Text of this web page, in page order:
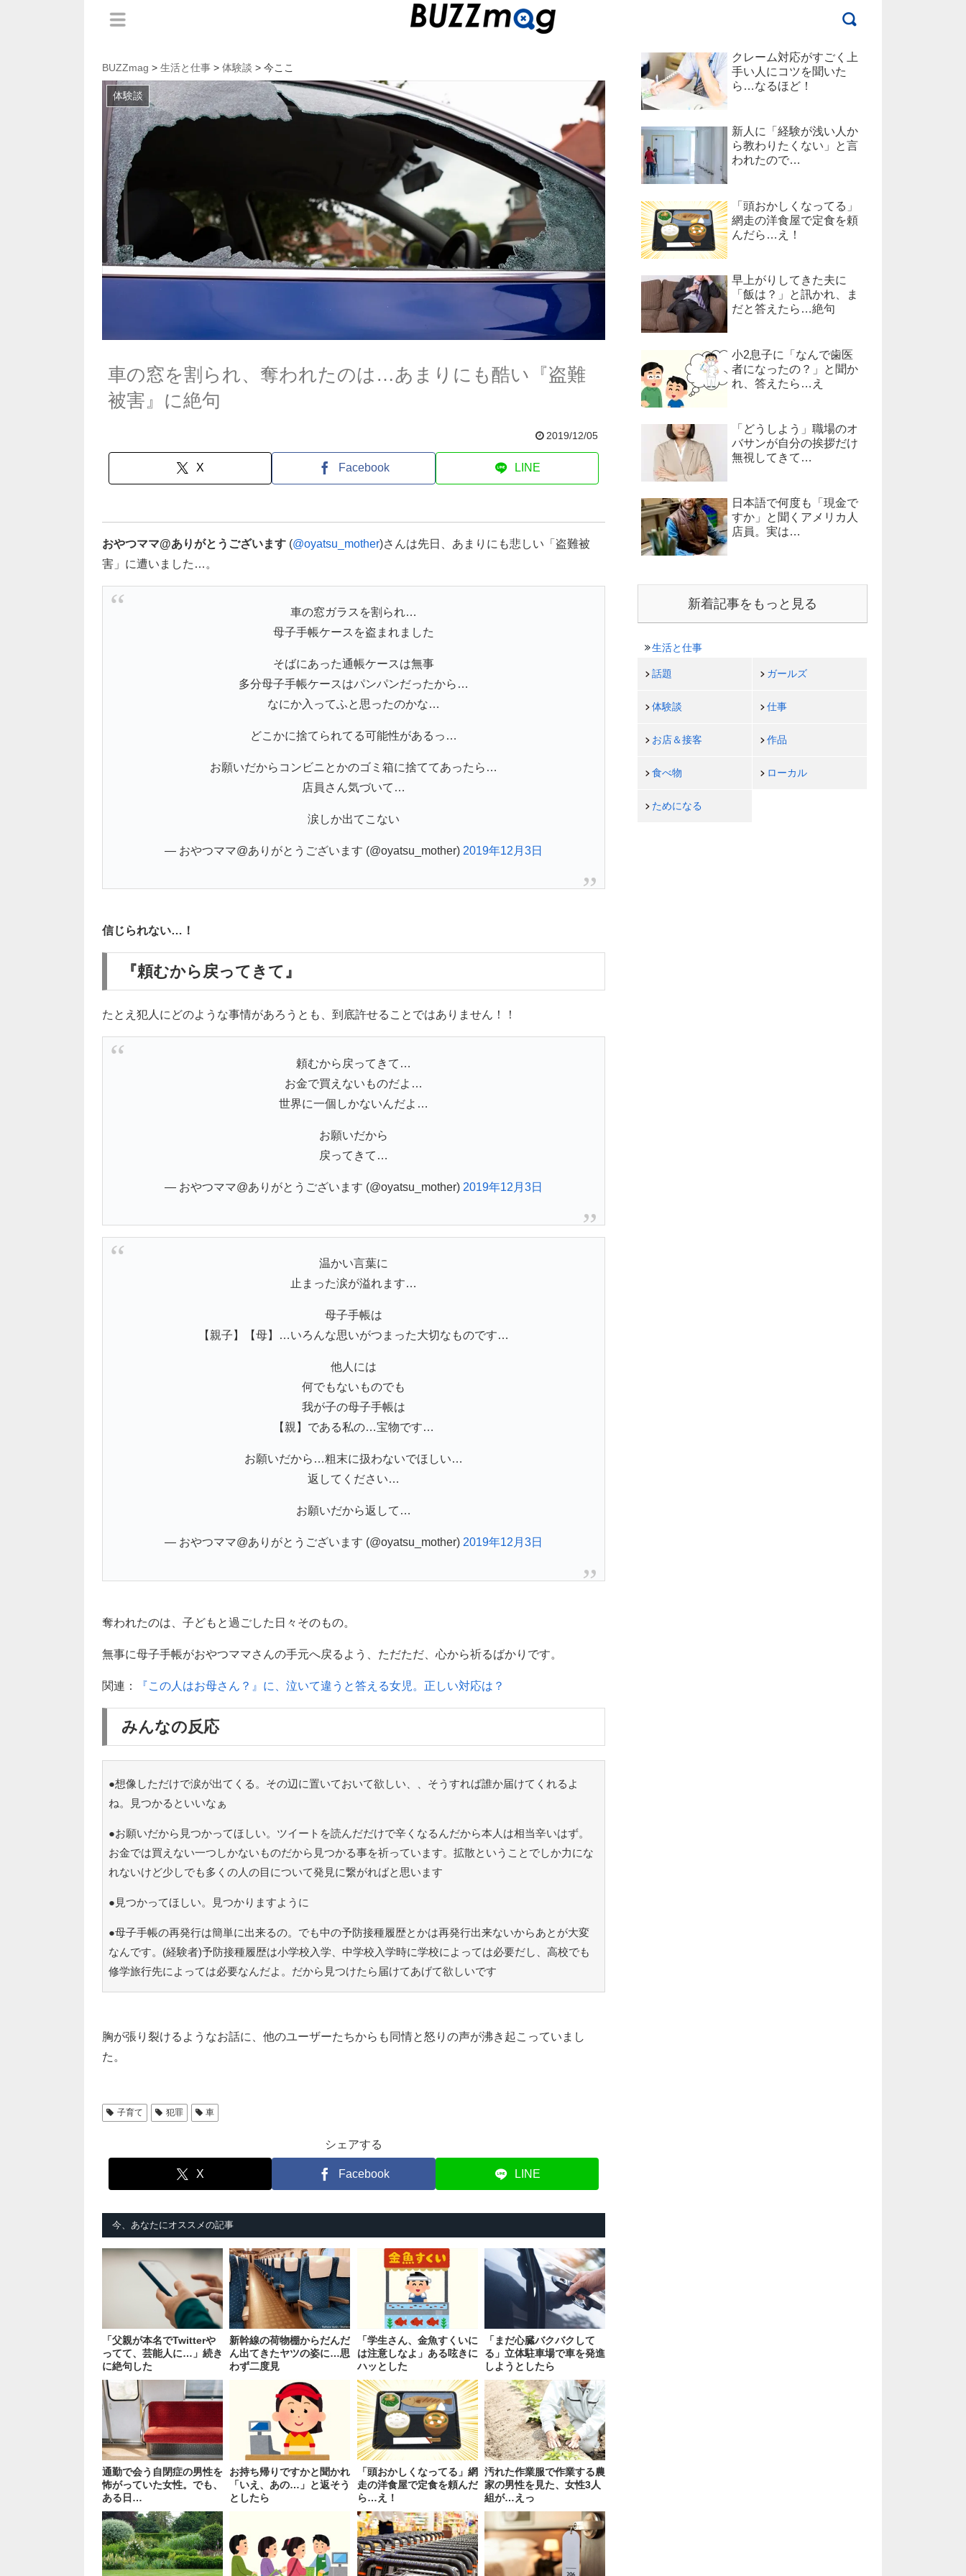
BUZZmag > 生活と仕事 > 体験談 > 今ここ
体験談
車の窓を割られ、奪われたのは…あまりにも酷い『盗難
被害』に絶句
2019/12/05
X Facebook LINE
おやつママ@ありがとうございます (@oyatsu_mother)さんは先日、あまりにも悲しい「盗難被
害」に遭いました…。
車の窓ガラスを割られ…
母子手帳ケースを盗まれました
そばにあった通帳ケースは無事
多分母子手帳ケースはパンパンだったから…
なにか入ってふと思ったのかな…
どこかに捨てられてる可能性があるっ…
お願いだからコンビニとかのゴミ箱に捨ててあったら…
店員さん気づいて…
涙しか出てこない
— おやつママ@ありがとうございます (@oyatsu_mother) 2019年12月3日
信じられない…！
『頼むから戻ってきて』
たとえ犯人にどのような事情があろうとも、到底許せることではありません！！
頼むから戻ってきて…
お金で買えないものだよ…
世界に一個しかないんだよ…
お願いだから
戻ってきて…
— おやつママ@ありがとうございます (@oyatsu_mother) 2019年12月3日
温かい言葉に
止まった涙が溢れます…
母子手帳は
【親子】【母】…いろんな思いがつまった大切なものです…
他人には
何でもないものでも
我が子の母子手帳は
【親】である私の…宝物です…
お願いだから…粗末に扱わないでほしい…
返してください…
お願いだから返して…
— おやつママ@ありがとうございます (@oyatsu_mother) 2019年12月3日
奪われたのは、子どもと過ごした日々そのもの。
無事に母子手帳がおやつママさんの手元へ戻るよう、ただただ、心から祈るばかりです。
関連： 『この人はお母さん？』に、泣いて違うと答える女児。正しい対応は？
みんなの反応
●想像しただけで涙が出てくる。その辺に置いておいて欲しい、、そうすれば誰か届けてくれるよ
ね。見つかるといいなぁ
●お願いだから見つかってほしい。ツイートを読んだだけで辛くなるんだから本人は相当辛いはず。
お金では買えない一つしかないものだから見つかる事を祈っています。拡散ということでしか力にな
れないけど少しでも多くの人の目について発見に繋がればと思います
●見つかってほしい。見つかりますように
●母子手帳の再発行は簡単に出来るの。でも中の予防接種履歴とかは再発行出来ないからあとが大変
なんです。(経験者)予防接種履歴は小学校入学、中学校入学時に学校によっては必要だし、高校でも
修学旅行先によっては必要なんだよ。だから見つけたら届けてあげて欲しいです
胸が張り裂けるようなお話に、他のユーザーたちからも同情と怒りの声が沸き起こっていまし
た。
子育て 犯罪 車
シェアする
X Facebook LINE
今、あなたにオススメの記事
「父親が本名でTwitterや
ってて、芸能人に…」続き
に絶句した
新幹線の荷物棚からだんだ
ん出てきたヤツの姿に…思
わず二度見
「学生さん、金魚すくいに
は注意しなよ」ある呟きに
ハッとした
「まだ心臓バクバクして
る」立体駐車場で車を発進
しようとしたら
通勤で会う自閉症の男性を
怖がっていた女性。でも、
ある日…
お持ち帰りですかと聞かれ
「いえ、あの…」と返そう
としたら
「頭おかしくなってる」網
走の洋食屋で定食を頼んだ
ら…え！
汚れた作業服で作業する農
家の男性を見た、女性3人
組が…えっ
クレーム対応がすごく上
手い人にコツを聞いた
ら…なるほど！
新人に「経験が浅い人か
ら教わりたくない」と言
われたので…
「頭おかしくなってる」
網走の洋食屋で定食を頼
んだら…え！
早上がりしてきた夫に
「飯は？」と訊かれ、ま
だと答えたら…絶句
小2息子に「なんで歯医
者になったの？」と聞か
れ、答えたら…え
「どうしよう」職場のオ
バサンが自分の挨拶だけ
無視してきて…
日本語で何度も「現金で
すか」と聞くアメリカ人
店員。実は…
新着記事をもっと見る
生活と仕事
話題 ガールズ
体験談 仕事
お店＆接客 作品
食べ物 ローカル
ためになる